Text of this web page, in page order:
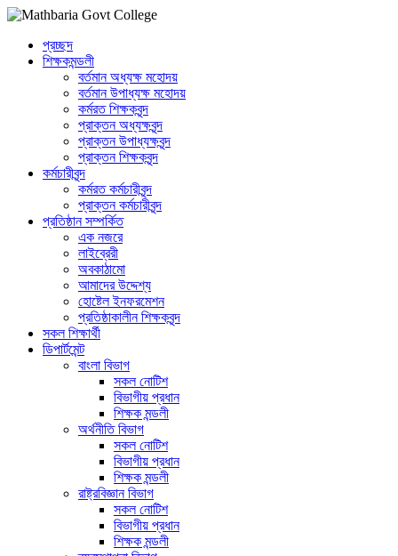
প্রচ্ছদ
শিক্ষকমন্ডলী
বর্তমান অধ্যক্ষ মহোদয়
বর্তমান ‌উপাধ্যক্ষ মহোদয়
কর্মরত শিক্ষকবৃন্দ
প্রাক্তন অধ্যক্ষবৃন্দ
প্রাক্তন উপাধ্যক্ষবৃন্দ
প্রাক্তন শিক্ষকবৃন্দ
কর্মচারীবৃন্দ
কর্মরত কর্মচারীবৃন্দ
প্রাক্তন কর্মচারীবৃন্দ
প্রতিষ্ঠান সম্পর্কিত
এক নজরে
লাইব্রেরী
অবকাঠামো
আমাদের উদ্দেশ্য
হোষ্টেল ইনফরমেশন
প্রতিষ্ঠাকালীন শিক্ষকবৃন্দ
সকল শিক্ষার্থী
ডিপার্টমেন্ট
বাংলা বিভাগ
সকল নোটিশ
বিভাগীয় প্রধান
শিক্ষক মন্ডলী
অর্থনীতি বিভাগ
সকল নোটিশ
বিভাগীয় প্রধান
শিক্ষক মন্ডলী
রাষ্ট্রবিজ্ঞান বিভাগ
সকল নোটিশ
বিভাগীয় প্রধান
শিক্ষক মন্ডলী